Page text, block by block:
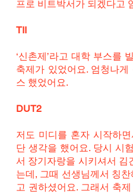
프로 비트박서가 되겠다고
TII
‘신촌제’라고 대학 부스를
축제가 있었어요. 엄청나
스 했었어요.
DUT2
저도 미디를 혼자 시작하
단 생각을 했어요. 당시 시
서 장기자랑을 시키셔서 김
는데, 그때 선생님께서 칭
고 권하셨어요. 그래서 축